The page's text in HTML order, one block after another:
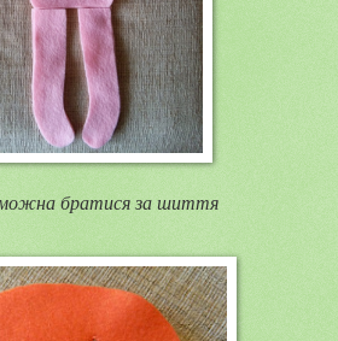
братися за шиття